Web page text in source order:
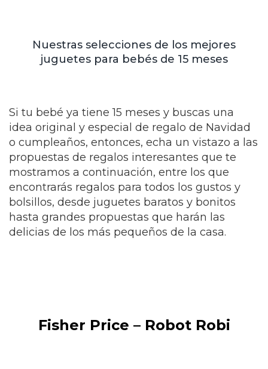
Nuestras selecciones de los mejores
juguetes para bebés de 15 meses
Si tu bebé ya tiene 15 meses y buscas una
idea original y especial de regalo de Navidad
o cumpleaños, entonces, echa un vistazo a las
propuestas de regalos interesantes que te
mostramos a continuación, entre los que
encontrarás regalos para todos los gustos y
bolsillos, desde juguetes baratos y bonitos
hasta grandes propuestas que harán las
delicias de los más pequeños de la casa.
Fisher Price – Robot Robi